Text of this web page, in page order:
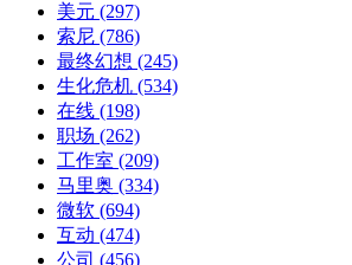
美元 (297)
索尼 (786)
最终幻想 (245)
生化危机 (534)
在线 (198)
职场 (262)
工作室 (209)
马里奥 (334)
微软 (694)
互动 (474)
公司 (456)